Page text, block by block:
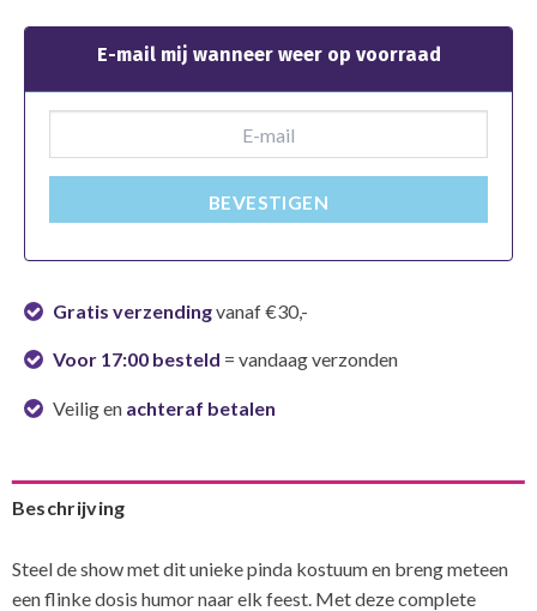
E-mail mij wanneer weer op voorraad
BEVESTIGEN
Gratis verzendingvanaf €30,-
Voor 17:00 besteld = vandaag verzonden
Veilig en achteraf betalen
Beschrijving
Steel de show met dit unieke pinda kostuum en breng meteen
een flinke dosis humor naar elk feest. Met deze complete